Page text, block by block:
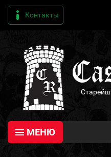
Контакты
МЕНЮ